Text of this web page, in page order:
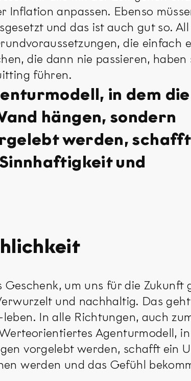
Inflation anpassen. Ebenso
und das ist auch gut so.
die einfach
die dann nie passieren,
führen.
in dem die
hängen, sondern
werden,
und
um uns für die
und nachhaltig. Das
In alle Richtungen, auch
Agenturmodell,
vorgelebt werden, schafft ein
werden und das Gefühl